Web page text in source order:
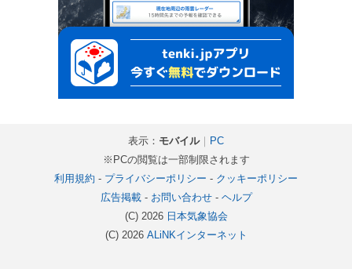
表示： モバイル｜ PC
※PCの閲覧は一部制限されます
利用規約 - プライバシーポリシー - クッキーポリシー
広告掲載- お問い合わせ- ヘルプ
(C) 2026 日本気象協会
(C) 2026 ALiNKインターネット